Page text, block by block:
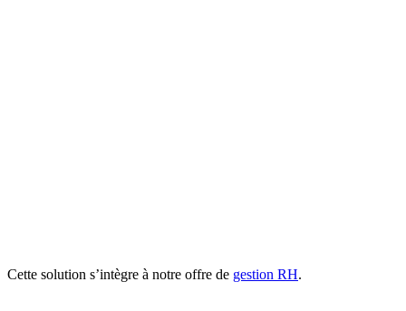
Cette solution s’intègre à notre offre de gestion RH.